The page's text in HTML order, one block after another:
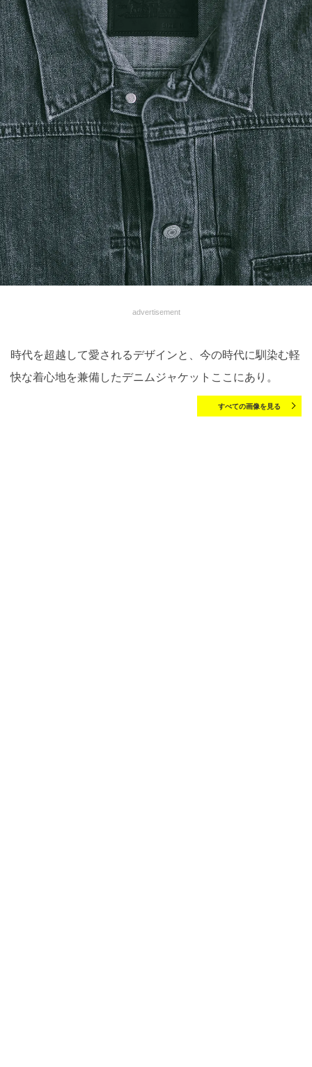
advertisement
時代を超越して愛されるデザインと、今の時代に馴染む軽
快な着心地を兼備したデニムジャケットここにあり。
すべての画像を見る